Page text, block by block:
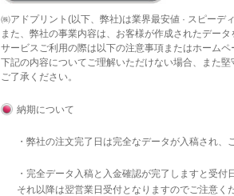
㈱アドプリント(以下、弊社)は業界最安値 · スピーデ
また、弊社の事業内容は、お客様が作成されたデー
サービスご利用の際は以下の注意事項またはホーム
下記の内容についてご理解いただけない場合、また
ご了承ください。
納期について
・弊社の注文完了日は完全なデータが入稿され、
・完全データ入稿と入金確認が完了しますと受
それ以降は翌営業日受付となりますのでご注意く